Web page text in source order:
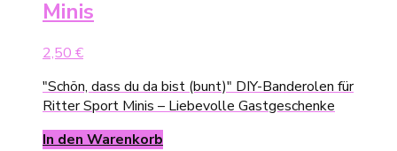
Minis
2,50 €
"Schön, dass du da bist (bunt)" DIY-Banderolen für
Ritter Sport Minis – Liebevolle Gastgeschenke
In den Warenkorb